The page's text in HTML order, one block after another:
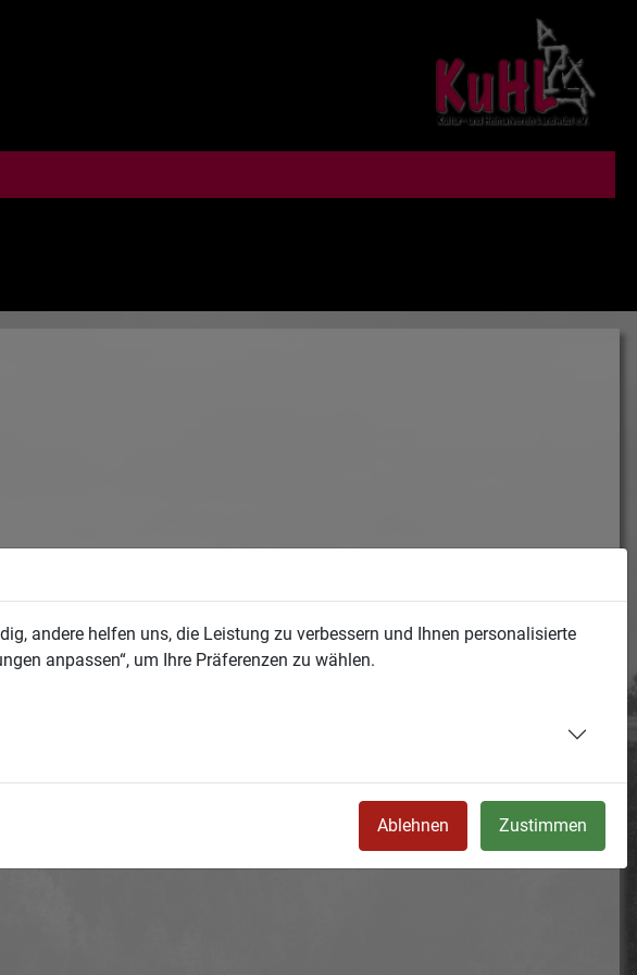
andere helfen uns, die Leistung zu verbessern und Ihnen personalisierte
anpassen“, um Ihre Präferenzen zu wählen.
Ablehnen Zustimmen